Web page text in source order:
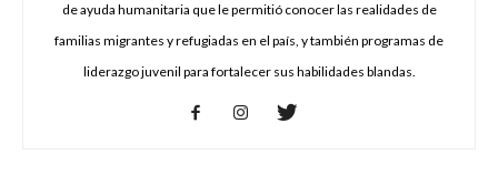
de ayuda humanitaria que le permitió conocer las realidades de
familias migrantes y refugiadas en el país, y también programas de
liderazgo juvenil para fortalecer sus habilidades blandas.